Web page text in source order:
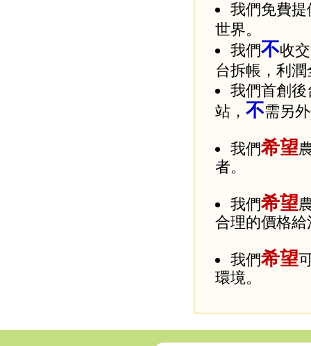
我們免費
世界。
我們不收
台拆帳，利
我們首創
站， 不需另
我們希望
者。
我們希望
合理的價格給
我們希望
環境。